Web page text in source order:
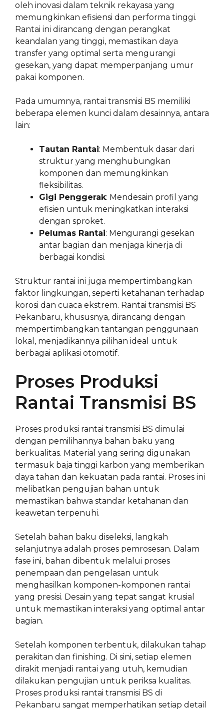
oleh inovasi dalam teknik rekayasa yang
memungkinkan efisiensi dan performa tinggi.
Rantai ini dirancang dengan perangkat
keandalan yang tinggi, memastikan daya
transfer yang optimal serta mengurangi
gesekan, yang dapat memperpanjang umur
pakai komponen.
Pada umumnya, rantai transmisi BS memiliki
beberapa elemen kunci dalam desainnya, antara
lain:
Tautan Rantai: Membentuk dasar dari
struktur yang menghubungkan
komponen dan memungkinkan
fleksibilitas.
Gigi Penggerak: Mendesain profil yang
efisien untuk meningkatkan interaksi
dengan sproket.
Pelumas Rantai: Mengurangi gesekan
antar bagian dan menjaga kinerja di
berbagai kondisi.
Struktur rantai ini juga mempertimbangkan
faktor lingkungan, seperti ketahanan terhadap
korosi dan cuaca ekstrem. Rantai transmisi BS
Pekanbaru, khususnya, dirancang dengan
mempertimbangkan tantangan penggunaan
lokal, menjadikannya pilihan ideal untuk
berbagai aplikasi otomotif.
Proses Produksi
Rantai Transmisi BS
Proses produksi rantai transmisi BS dimulai
dengan pemilihannya bahan baku yang
berkualitas. Material yang sering digunakan
termasuk baja tinggi karbon yang memberikan
daya tahan dan kekuatan pada rantai. Proses ini
melibatkan pengujian bahan untuk
memastikan bahwa standar ketahanan dan
keawetan terpenuhi.
Setelah bahan baku diseleksi, langkah
selanjutnya adalah proses pemrosesan. Dalam
fase ini, bahan dibentuk melalui proses
penempaan dan pengelasan untuk
menghasilkan komponen-komponen rantai
yang presisi. Desain yang tepat sangat krusial
untuk memastikan interaksi yang optimal antar
bagian.
Setelah komponen terbentuk, dilakukan tahap
perakitan dan finishing. Di sini, setiap elemen
dirakit menjadi rantai yang utuh, kemudian
dilakukan pengujian untuk periksa kualitas.
Proses produksi rantai transmisi BS di
Pekanbaru sangat memperhatikan setiap detail